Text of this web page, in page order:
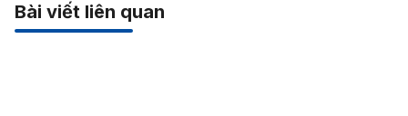
Bài viết liên quan